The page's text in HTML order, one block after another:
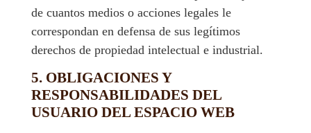
de cuantos medios o acciones legales le
correspondan en defensa de sus legítimos
derechos de propiedad intelectual e industrial.
5. OBLIGACIONES Y
RESPONSABILIDADES DEL
USUARIO DEL ESPACIO WEB